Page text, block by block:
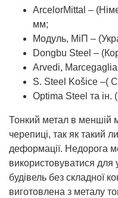
ArcelorMittal –
мм;
Модуль, МіП –
Dongbu Steel –
Arvedi, Marcegaglia
S. Steel Košice –(
Optima Steel та ін.
Тонкий метал в меншій
черепиці, так як такий
деформації. Недорога
використовуватися
будівель без складної
виготовлена з металу